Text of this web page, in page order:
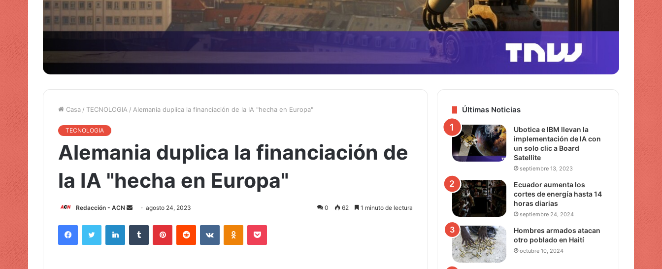
Casa / TECNOLOGIA / Alemania duplica la financiación de la IA "hecha en Europa"
TECNOLOGIA
Alemania duplica la financiación de
la IA "hecha en Europa"
Redacción - ACN
i
agosto 24, 2023 0 62 1 minuto de lectura
Últimas Noticias
Ubotica e IBM llevan la
implementación de IA con
un solo clic a Board
Satellite
septiembre 13, 2023
Ecuador aumenta los
cortes de energía hasta 14
horas diarias
septiembre 24, 2024
Hombres armados atacan
otro poblado en Haití
octubre 10, 2024